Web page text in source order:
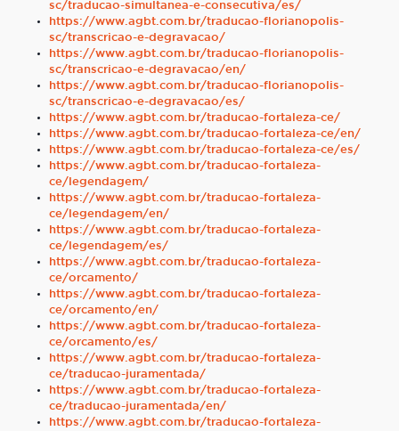
sc/traducao-simultanea-e-consecutiva/es/
https://www.agbt.com.br/traducao-florianopolis-
sc/transcricao-e-degravacao/
https://www.agbt.com.br/traducao-florianopolis-
sc/transcricao-e-degravacao/en/
https://www.agbt.com.br/traducao-florianopolis-
sc/transcricao-e-degravacao/es/
https://www.agbt.com.br/traducao-fortaleza-ce/
https://www.agbt.com.br/traducao-fortaleza-ce/en/
https://www.agbt.com.br/traducao-fortaleza-ce/es/
https://www.agbt.com.br/traducao-fortaleza-
ce/legendagem/
https://www.agbt.com.br/traducao-fortaleza-
ce/legendagem/en/
https://www.agbt.com.br/traducao-fortaleza-
ce/legendagem/es/
https://www.agbt.com.br/traducao-fortaleza-
ce/orcamento/
https://www.agbt.com.br/traducao-fortaleza-
ce/orcamento/en/
https://www.agbt.com.br/traducao-fortaleza-
ce/orcamento/es/
https://www.agbt.com.br/traducao-fortaleza-
ce/traducao-juramentada/
https://www.agbt.com.br/traducao-fortaleza-
ce/traducao-juramentada/en/
https://www.agbt.com.br/traducao-fortaleza-